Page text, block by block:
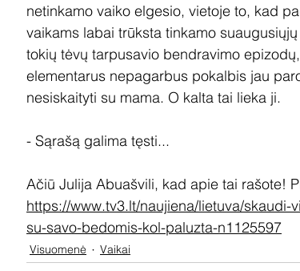
netinkamo vaiko elgesio, vietoje to, kad
vaikams labai trūksta tinkamo
tokių tėvų tarpusavio bendravimo
elementarus nepagarbus pokalbis jau
nesiskaityti su mama. O kalta tai lieka ji.
- Sąrašą galima tęsti...
Ačiū Julija Abuašvili, kad apie tai rašote!
https://www.tv3.lt/naujiena/lietuva/
su-savo-bedomis-kol-paluzta-n1125597
Visuomenė Vaikai